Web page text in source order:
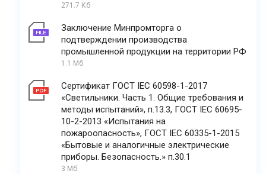
271.7 Кб
Заключение Минпромторга о
подтверждении производства
промышленной продукции на территории РФ
1.1 Мб
Сертификат ГОСТ IEC 60598-1-2017
«Светильники. Часть 1. Общие требования и
методы испытаний», п.13.3, ГОСТ IEC 60695-
10-2-2013 «Испытания на
пожароопасность», ГОСТ IEC 60335-1-2015
«Бытовые и аналогичные электрические
приборы. Безопасность.» п.30.1
3 Мб